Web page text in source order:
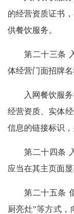
的经营资质证书
供餐饮服务。
第二十三条
体经营门面招牌名
入网餐饮服
经营资质、实体
信息的链接标识
第二十四条
应当在其主页面显
第二十五条
厨亮灶”等方式